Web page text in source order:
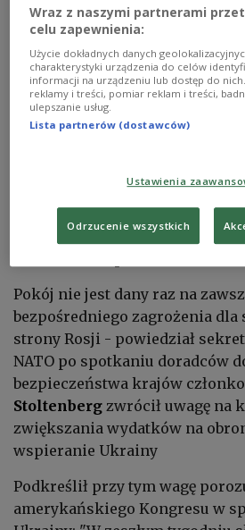
senatorów, 32 było przeciw. Z
wykreślone zapisy dotyczące
południowej granicy Stanów
Tajwanu przy jednoczesnym
ochrony południowej granicy
kompromisu w tej sprawie
Pokój nie jest dany raz na
bezpośredniego zagrożenia dla
strony Rosji - powiedział
NATO po spotkaniu doradców
bezpieczeństwa krajów
Stoltenberg zwrócił uwagę na
zwiększania wydatków na
wspieranie Ukrainy
Podkreślił przy tym wagę
amerykańskiego Kongresu w
Wraz z naszymi partnerami
celu zapewnienia:
Użycie dokładnych danych
charakterystyki urządzenia do celów
informacji na urządzeniu lub dostęp do
reklamy i treści, pomiar reklam i treści,
ulepszanie usług.
Lista partnerów (dostawców)
Ustawienia
Odrzucenie wszystkich